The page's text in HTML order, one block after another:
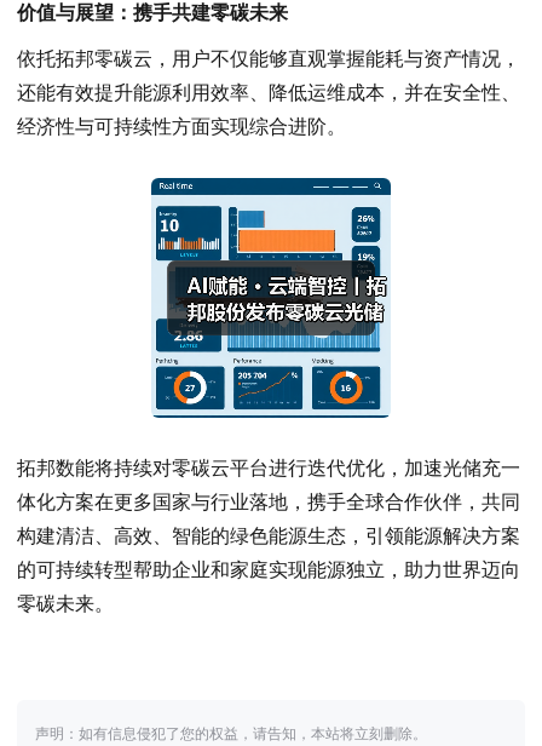
价值与展望：携手共建零碳未来
依托拓邦零碳云，用户不仅能够直观掌握能耗与资产情况，
还能有效提升能源利用效率、降低运维成本，并在安全性、
经济性与可持续性方面实现综合进阶。
拓邦数能将持续对零碳云平台进行迭代优化，加速光储充一
体化方案在更多国家与行业落地，携手全球合作伙伴，共同
构建清洁、高效、智能的绿色能源生态，引领能源解决方案
的可持续转型帮助企业和家庭实现能源独立，助力世界迈向
零碳未来。
声明：如有信息侵犯了您的权益，请告知，本站将立刻删除。